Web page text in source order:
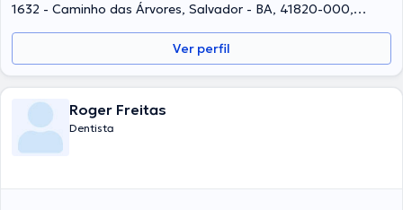
1632 - Caminho das Árvores, Salvador - BA, 41820-000,
Ver perfil
Roger Freitas
Dentista